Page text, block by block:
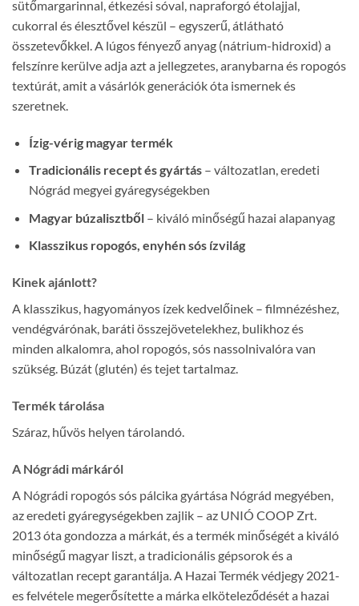
sütőmargarinnal, étkezési sóval, napraforgó étolajjal,
cukorral és élesztővel készül – egyszerű, átlátható
összetevőkkel. A lúgos fényező anyag (nátrium-hidroxid) a
felszínre kerülve adja azt a jellegzetes, aranybarna és ropogós
textúrát, amit a vásárlók generációk óta ismernek és
szeretnek.
Ízig-vérig magyar termék
Tradicionális recept és gyártás– változatlan, eredeti
Nógrád megyei gyáregységekben
Magyar búzalisztből– kiváló minőségű hazai alapanyag
Klasszikus ropogós, enyhén sós ízvilág
Kinek ajánlott?
A klasszikus, hagyományos ízek kedvelőinek – filmnézéshez,
vendégvárónak, baráti összejövetelekhez, bulikhoz és
minden alkalomra, ahol ropogós, sós nassolnivalóra van
szükség. Búzát (glutén) és tejet tartalmaz.
Termék tárolása
Száraz, hűvös helyen tárolandó.
A Nógrádi márkáról
A Nógrádi ropogós sós pálcika gyártása Nógrád megyében,
az eredeti gyáregységekben zajlik – az UNIÓ COOP Zrt.
2013 óta gondozza a márkát, és a termék minőségét a kiváló
minőségű magyar liszt, a tradicionális gépsorok és a
változatlan recept garantálja. A Hazai Termék védjegy 2021-
es felvétele megerősítette a márka elköteleződését a hazai